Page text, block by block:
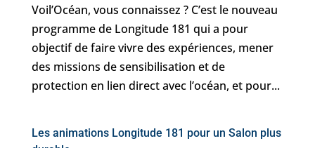
Voil’Océan, vous connaissez ? C’est le nouveau
programme de Longitude 181 qui a pour
objectif de faire vivre des expériences, mener
des missions de sensibilisation et de
protection en lien direct avec l’océan, et pour...
Les animations Longitude 181 pour un Salon plus